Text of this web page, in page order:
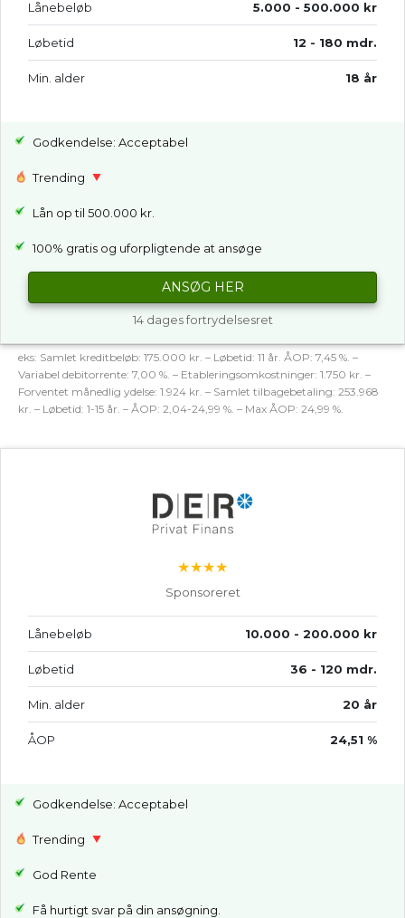
Lånebeløb 5.000 - 500.000 kr
Løbetid 12 - 180 mdr.
Min. alder 18 år
Godkendelse: Acceptabel
Trending
Lån op til 500.000 kr.
100% gratis og uforpligtende at ansøge
ANSØG HER
14 dages fortrydelsesret
eks: Samlet kreditbeløb: 175.000 kr. – Løbetid: 11 år. ÅOP: 7,45 %. –
Variabel debitorrente: 7,00 %. – Etableringsomkostninger: 1.750 kr. –
Forventet månedlig ydelse: 1.924 kr. – Samlet tilbagebetaling: 253.968
kr. – Løbetid: 1-15 år. – ÅOP: 2,04-24,99 %. – Max ÅOP: 24,99 %.
★★★★
Sponsoreret
Lånebeløb 10.000 - 200.000 kr
Løbetid 36 - 120 mdr.
Min. alder 20 år
ÅOP 24,51 %
Godkendelse: Acceptabel
Trending
God Rente
Få hurtigt svar på din ansøgning.